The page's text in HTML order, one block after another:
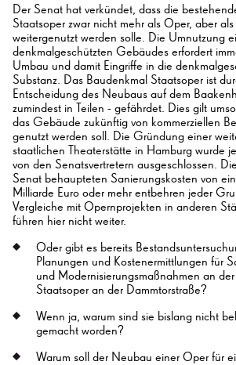
Der Senat hat verkündet, dass die
Staatsoper zwar nicht mehr als Oper, aber als
weitergenutzt werden solle. Die Umnutzung
denkmalgeschützten Gebäudes erfordert
Umbau und damit Eingriffe in die
Substanz. Das Baudenkmal Staatsoper ist
Entscheidung des Neubaus auf dem
zumindest in Teilen - gefährdet. Dies gilt
das Gebäude zukünftig von kommerziellen
genutzt werden soll. Die Gründung einer
staatlichen Theaterstätte in Hamburg wurde
von den Senatsvertretern ausgeschlossen.
Senat behaupteten Sanierungskosten von
Milliarde Euro oder mehr entbehren jeder
Vergleiche mit Opernprojekten in anderen
führen hier nicht weiter.
Oder gibt es bereits
Planungen und Kostenermittlungen für
und Modernisierungsmaßnahmen an der
Staatsoper an der Dammtorstraße?
Wenn ja, warum sind sie bislang nicht
gemacht worden?
Warum soll der Neubau einer Oper für